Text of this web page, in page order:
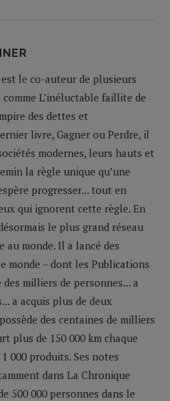
le co-auteur de plusieurs
L’inéluctable faillite de
des dettes et
livre, Gagner ou Perdre, il
modernes, leurs hauts et
la règle unique qu’une
progresser... tout en
qui ignorent cette règle. En
le plus grand réseau
au monde. Il a lancé des
monde – dont les Publications
milliers de personnes... a
a acquis plus de deux
des centaines de milliers
plus de 150 000 km chaque
000 produits. Ses notes
dans La Chronique
500 000 personnes dans le